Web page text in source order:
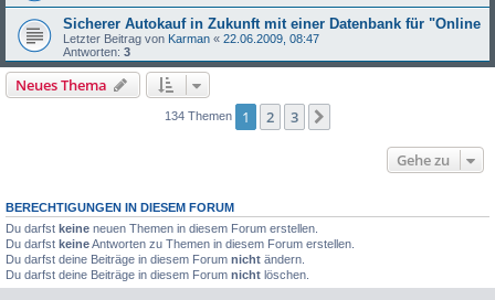
Sicherer Autokauf in Zukunft mit einer Datenbank für "Online
Letzter Beitrag von Karman « 22.06.2009, 08:47
Antworten: 3
Neues Thema
134 Themen 1 2 3
Gehe zu
BERECHTIGUNGEN IN DIESEM FORUM
Du darfst keine neuen Themen in diesem Forum erstellen.
Du darfst keineAntworten zu Themen in diesem Forum erstellen.
Du darfst deine Beiträge in diesem Forum nicht ändern.
Du darfst deine Beiträge in diesem Forum nicht löschen.